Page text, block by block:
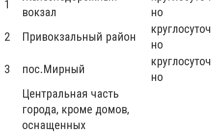
1
вокзал
но
2
Привокзальный район
круглосуточ
но
3
пос.Мирный
круглосуточ
но
Центральная часть
города, кроме домов,
оснащенных